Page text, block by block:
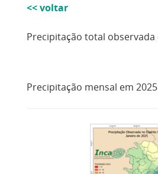
<< voltar
Precipitação total observada
Precipitação mensal em